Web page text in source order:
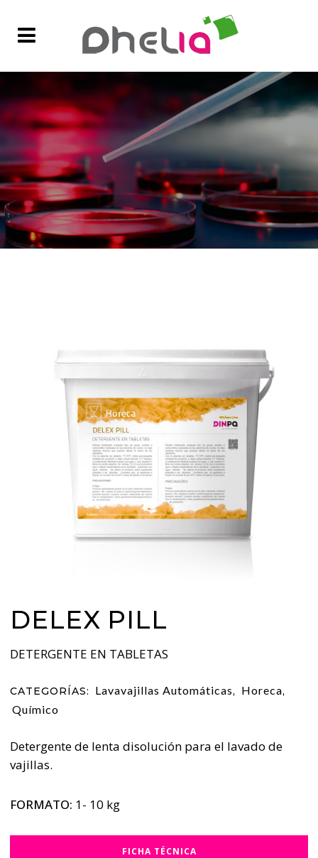
DELEX PILL
DETERGENTE EN TABLETAS
CATEGORÍAS: Lavavajillas Automáticas, Horeca,
Químico
Detergente de lenta disolución para el lavado de
vajillas.
FORMATO: 1- 10 kg
FICHA TÉCNICA